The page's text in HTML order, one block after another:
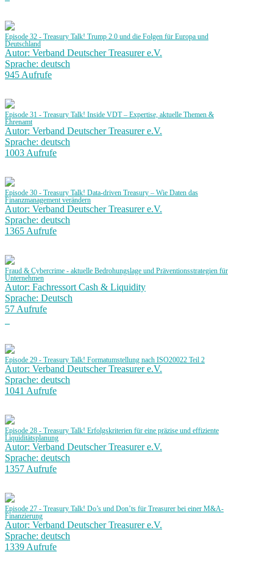
Episode 32 - Treasury Talk! Trump 2.0 und die Folgen für Europa und
Deutschland
Autor: Verband Deutscher Treasurer e.V.
Sprache: deutsch
945 Aufrufe
Episode 31 - Treasury Talk! Inside VDT – Expertise, aktuelle Themen &
Ehrenamt
Autor: Verband Deutscher Treasurer e.V.
Sprache: deutsch
1003 Aufrufe
Episode 30 - Treasury Talk! Data-driven Treasury – Wie Daten das
Finanzmanagement verändern
Autor: Verband Deutscher Treasurer e.V.
Sprache: deutsch
1365 Aufrufe
Fraud & Cybercrime - aktuelle Bedrohungslage und Präventionsstrategien für
Unternehmen
Autor: Fachressort Cash & Liquidity
Sprache: Deutsch
57 Aufrufe
Episode 29 - Treasury Talk! Formatumstellung nach ISO20022 Teil 2
Autor: Verband Deutscher Treasurer e.V.
Sprache: deutsch
1041 Aufrufe
Episode 28 - Treasury Talk! Erfolgskriterien für eine präzise und effiziente
Liquiditätsplanung
Autor: Verband Deutscher Treasurer e.V.
Sprache: deutsch
1357 Aufrufe
Episode 27 - Treasury Talk! Do’s und Don’ts für Treasurer bei einer M&A-
Finanzierung
Autor: Verband Deutscher Treasurer e.V.
Sprache: deutsch
1339 Aufrufe